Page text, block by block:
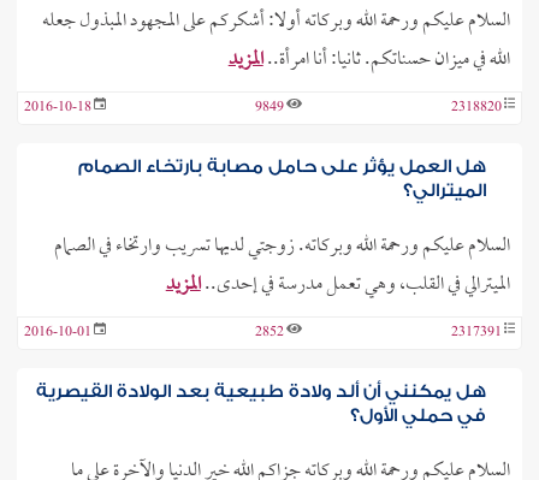
السلام عليكم ورحمة الله وبركاته أولا: أشكركم على المجهود المبذول جعله
الله في ميزان حسناتكم. ثانيا: أنا امرأة..المزيد
2318820
9849
2016-10-18
هل العمل يؤثر على حامل مصابة بارتخاء الصمام
الميترالي؟
السلام عليكم ورحمة الله وبركاته. زوجتي لديها تسريب وارتخاء في الصمام
الميترالي في القلب، وهي تعمل مدرسة في إحدى..المزيد
2317391
2852
2016-10-01
هل يمكنني أن ألد ولادة طبيعية بعد الولادة القيصرية
في حملي الأول؟